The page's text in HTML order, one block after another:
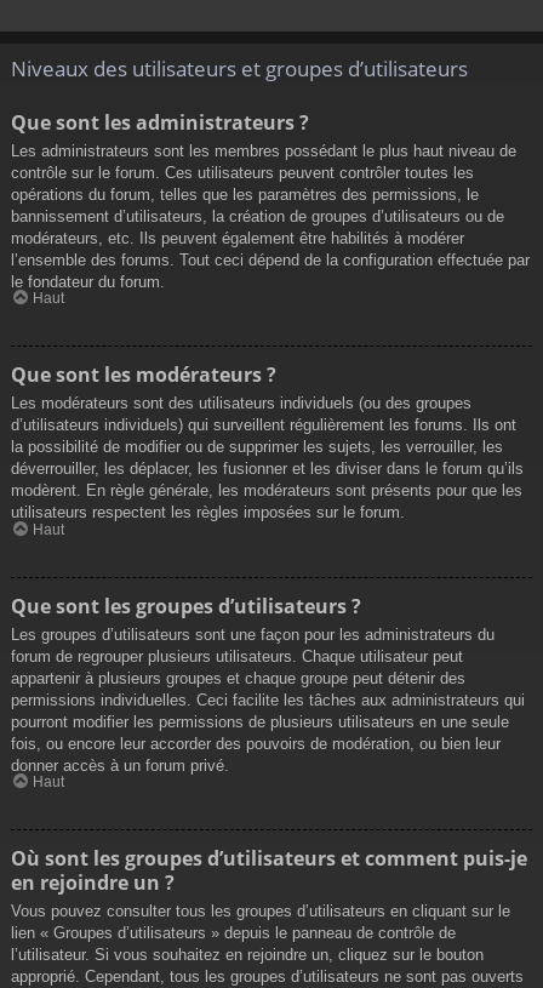
Niveaux des utilisateurs et groupes d’utilisateurs
Que sont les administrateurs ?
Les administrateurs sont les membres possédant le plus haut niveau de
contrôle sur le forum. Ces utilisateurs peuvent contrôler toutes les
opérations du forum, telles que les paramètres des permissions, le
bannissement d’utilisateurs, la création de groupes d’utilisateurs ou de
modérateurs, etc. Ils peuvent également être habilités à modérer
l’ensemble des forums. Tout ceci dépend de la configuration effectuée par
le fondateur du forum.
Haut
Que sont les modérateurs ?
Les modérateurs sont des utilisateurs individuels (ou des groupes
d’utilisateurs individuels) qui surveillent régulièrement les forums. Ils ont
la possibilité de modifier ou de supprimer les sujets, les verrouiller, les
déverrouiller, les déplacer, les fusionner et les diviser dans le forum qu’ils
modèrent. En règle générale, les modérateurs sont présents pour que les
utilisateurs respectent les règles imposées sur le forum.
Haut
Que sont les groupes d’utilisateurs ?
Les groupes d’utilisateurs sont une façon pour les administrateurs du
forum de regrouper plusieurs utilisateurs. Chaque utilisateur peut
appartenir à plusieurs groupes et chaque groupe peut détenir des
permissions individuelles. Ceci facilite les tâches aux administrateurs qui
pourront modifier les permissions de plusieurs utilisateurs en une seule
fois, ou encore leur accorder des pouvoirs de modération, ou bien leur
donner accès à un forum privé.
Haut
Où sont les groupes d’utilisateurs et comment puis-je
en rejoindre un ?
Vous pouvez consulter tous les groupes d’utilisateurs en cliquant sur le
lien « Groupes d’utilisateurs » depuis le panneau de contrôle de
l’utilisateur. Si vous souhaitez en rejoindre un, cliquez sur le bouton
approprié. Cependant, tous les groupes d’utilisateurs ne sont pas ouverts